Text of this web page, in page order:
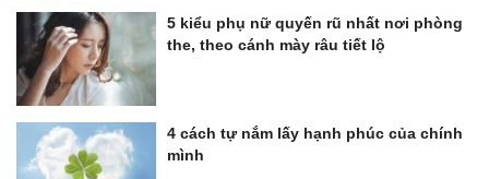
5 kiểu phụ nữ quyến rũ nhất nơi phòng
the, theo cánh mày râu tiết lộ
4 cách tự nắm lấy hạnh phúc của chính
mình